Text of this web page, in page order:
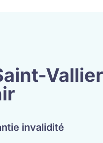
invalidité